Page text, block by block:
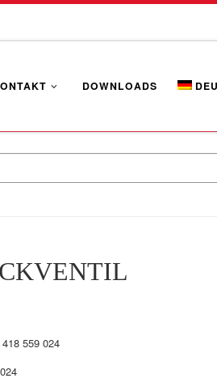
DOWNLOADS
559 024